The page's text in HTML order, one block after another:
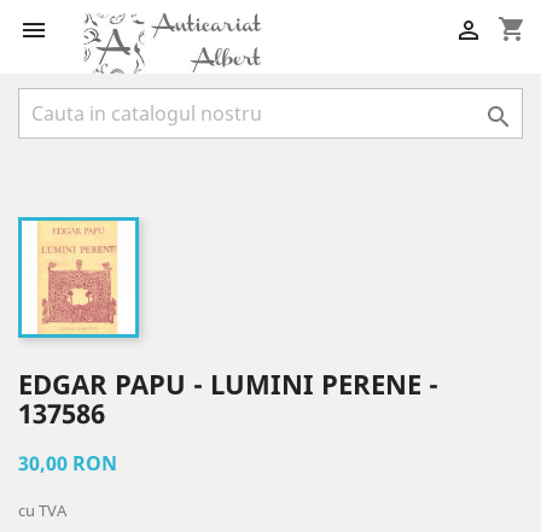
 shopping_cart


EDGAR PAPU - LUMINI PERENE -
137586
30,00 RON
cu TVA